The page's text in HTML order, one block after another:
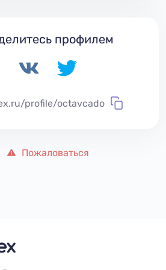
профилем
profile/octavcado
Пожаловаться